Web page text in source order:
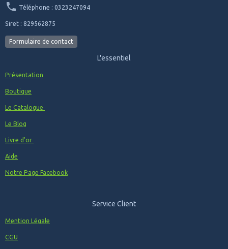
Téléphone : 0323247094
Siret : 829562875
Formulaire de contact
L'essentiel
Présentation
Boutique
Le Catalogue
Le Blog
Livre d'or
Aide
Notre Page Facebook
Service Client
Mention Légale
CGU